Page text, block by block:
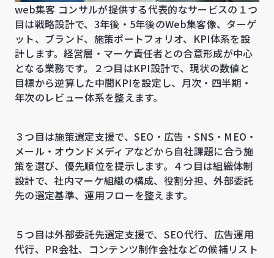
web集客 コンサルが提供する代表的なサービスの１つ
目は戦略設計で、3年後・5年後のWeb集客像、ターゲ
ット、ブランド、施策ポートフォリオ、KPI体系を設
計します。経営層・マーケ責任者との合意形成が中心
となる業務です。２つ目はKPI設計で、現状の数値と
目標から逆算した中間KPIを設定し、月次・四半期・
年次のレビュー体系を整えます。
３つ目は施策選定支援で、SEO・広告・SNS・MEO・
メール・オウンドメディアなどから自社課題に合う施
策を選び、優先順位を提示します。４つ目は組織体制
設計で、社内マーケ組織の構成、役割分担、外部委託
先の選定基準、運用フローを整えます。
５つ目は外部委託先選定支援で、SEO代行、広告運用
代行、PR会社、コンテンツ制作会社などの候補リスト